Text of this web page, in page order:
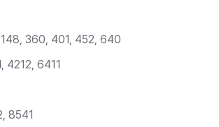
148, 360, 401, 452, 640
4212, 6411
8541